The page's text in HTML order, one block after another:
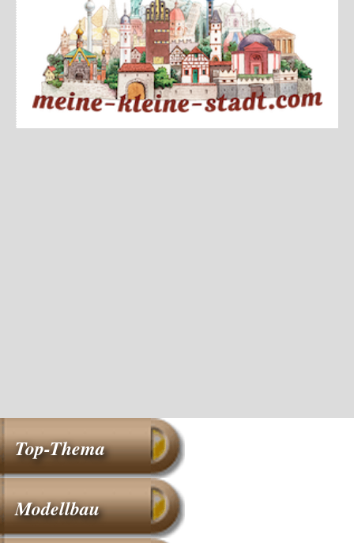
Top-Thema
Modellbau